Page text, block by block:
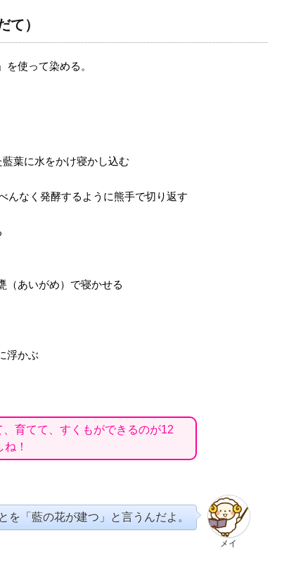
て）
を使って染める。
葉に水をかけ寝かし込む
んなく発酵するように熊手で切り返す
（あいがめ）で寝かせる
浮かぶ
育てて、すくもができるのが12
！
メイ
を「藍の花が建つ」と言うんだよ。